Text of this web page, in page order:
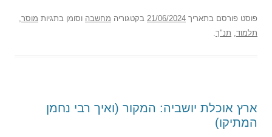
פוסט פורסם בתאריך 21/06/2024 בקטגוריה מחשבה וסומן בתגיות מוסר
תלמוד תנ"ך
ארץ אוכלת יושביה: המקור (ואיך רבי נחמן
המתיקו)